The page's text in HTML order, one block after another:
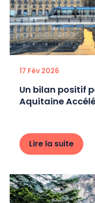
17 Fév 2026
Un bilan positif
Aquitaine
Lire la suite